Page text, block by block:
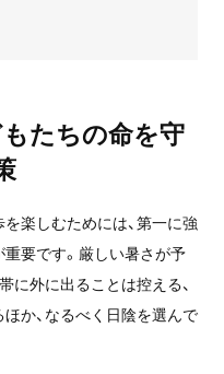
たちの命を守
楽しむためには、第一に強
要です。厳しい暑さが予
に外に出ることは控える、
か、なるべく日陰を選んで